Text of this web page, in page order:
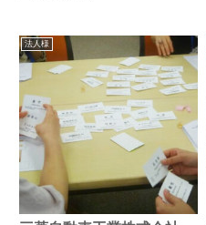
法人様